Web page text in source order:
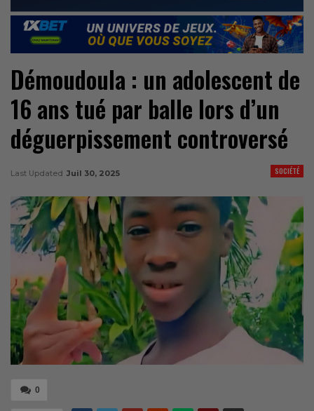
Démoudoula : un adolescent de
16 ans tué par balle lors d’un
déguerpissement controversé
SOCIÉTÉ
Last Updated Juil 30, 2025
0